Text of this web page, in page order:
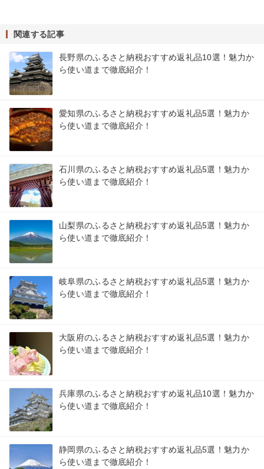
関連する記事
長野県のふるさと納税おすすめ返礼品10選！魅力か
ら使い道まで徹底紹介！
愛知県のふるさと納税おすすめ返礼品5選！魅力か
ら使い道まで徹底紹介！
石川県のふるさと納税おすすめ返礼品5選！魅力か
ら使い道まで徹底紹介！
山梨県のふるさと納税おすすめ返礼品5選！魅力か
ら使い道まで徹底紹介！
岐阜県のふるさと納税おすすめ返礼品5選！魅力か
ら使い道まで徹底紹介！
大阪府のふるさと納税おすすめ返礼品5選！魅力か
ら使い道まで徹底紹介！
兵庫県のふるさと納税おすすめ返礼品10選！魅力か
ら使い道まで徹底紹介！
静岡県のふるさと納税おすすめ返礼品5選！魅力か
ら使い道まで徹底紹介！